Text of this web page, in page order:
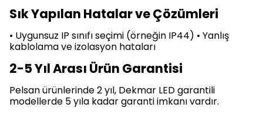
Sık Yapılan Hatalar ve Çözümleri
• Uygunsuz IP sınıfı seçimi (örneğin IP44) • Yanlış
kablolama ve izolasyon hataları
2-5 Yıl Arası Ürün Garantisi
Pelsan ürünlerinde 2 yıl, Dekmar LED garantili
modellerde 5 yıla kadar garanti imkanı vardır.